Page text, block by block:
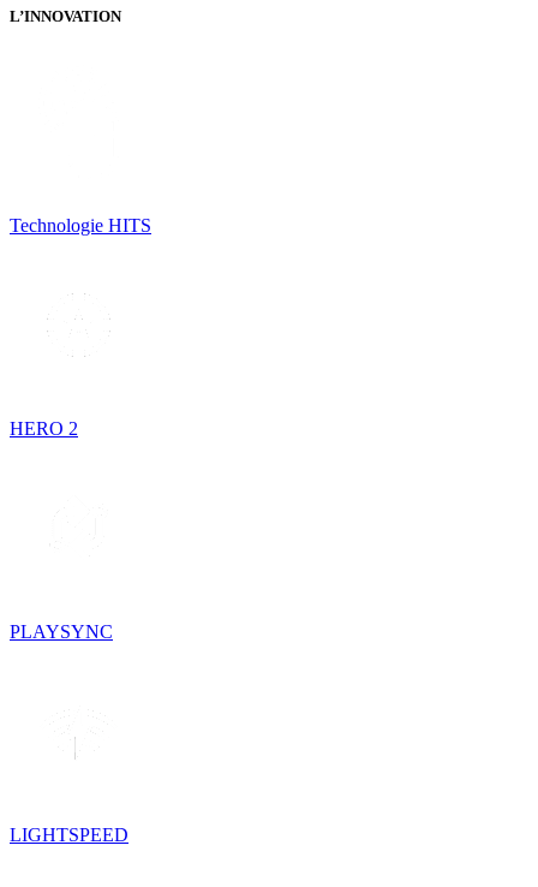
L’INNOVATION
Technologie HITS
HERO 2
PLAYSYNC
LIGHTSPEED